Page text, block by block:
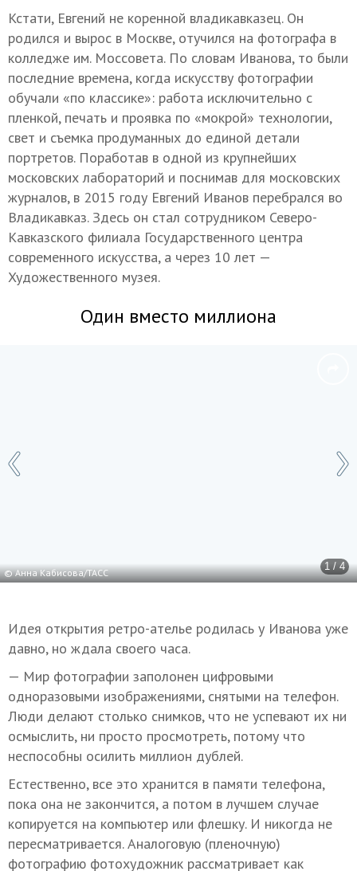
Кстати, Евгений не коренной владикавказец. Он
родился и вырос в Москве, отучился на фотографа в
колледже им. Моссовета. По словам Иванова, то были
последние времена, когда искусству фотографии
обучали «по классике»: работа исключительно с
пленкой, печать и проявка по «мокрой» технологии,
свет и съемка продуманных до единой детали
портретов. Поработав в одной из крупнейших
московских лабораторий и поснимав для московских
журналов, в 2015 году Евгений Иванов перебрался во
Владикавказ. Здесь он стал сотрудником Северо-
Кавказского филиала Государственного центра
современного искусства, а через 10 лет —
Художественного музея.
Один вместо миллиона
1 / 4
© Анна Кабисова/ТАСС
Идея открытия ретро-ателье родилась у Иванова уже
давно, но ждала своего часа.
— Мир фотографии заполонен цифровыми
одноразовыми изображениями, снятыми на телефон.
Люди делают столько снимков, что не успевают их ни
осмыслить, ни просто просмотреть, потому что
неспособны осилить миллион дублей.
Естественно, все это хранится в памяти телефона,
пока она не закончится, а потом в лучшем случае
копируется на компьютер или флешку. И никогда не
пересматривается. Аналоговую (пленочную)
фотографию фотохудожник рассматривает как